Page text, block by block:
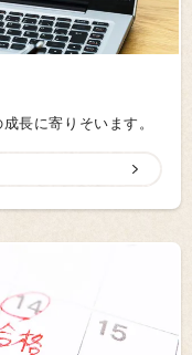
長に寄りそいます。